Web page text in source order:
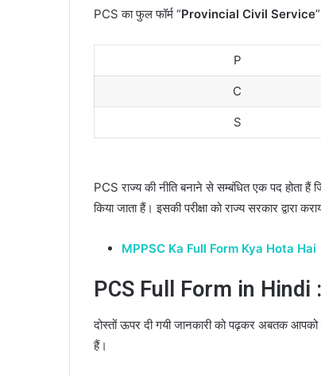
PCS का फुल फॉर्म “Provincial Civil Service
P
C
S
PCS राज्य की नीति बनाने से सम्बंधित एक पद होता
किया जाता हैं। इसकी परीक्षा को राज्य सरकार द्वारा
MPPSC Ka Full Form Kya Hota Hai
PCS Full Form in Hindi
दोस्तों ऊपर दी गयी जानकारी को पढ़कर अबतक
हैं।